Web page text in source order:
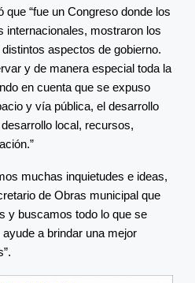
“fue un Congreso donde los
internacionales, mostraron los
aspectos de gobierno.
y de manera especial toda la
en cuenta que se expuso
y vía pública, el desarrollo
local, recursos,
muchas inquietudes e ideas,
de Obras municipal que
y buscamos todo lo que se
a brindar una mejor